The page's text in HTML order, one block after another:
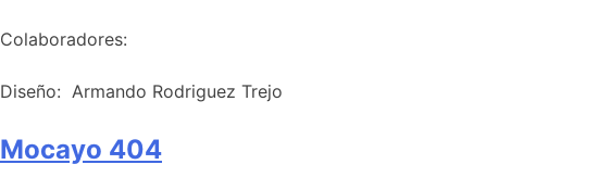
Colaboradores:
Diseño: Armando Rodriguez Trejo
Mocayo 404